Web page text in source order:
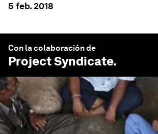
5 feb. 2018
Con la colaboración de
Project Syndicate.